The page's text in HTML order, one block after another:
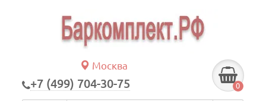
Москва
+7 (499) 704-30-75 0